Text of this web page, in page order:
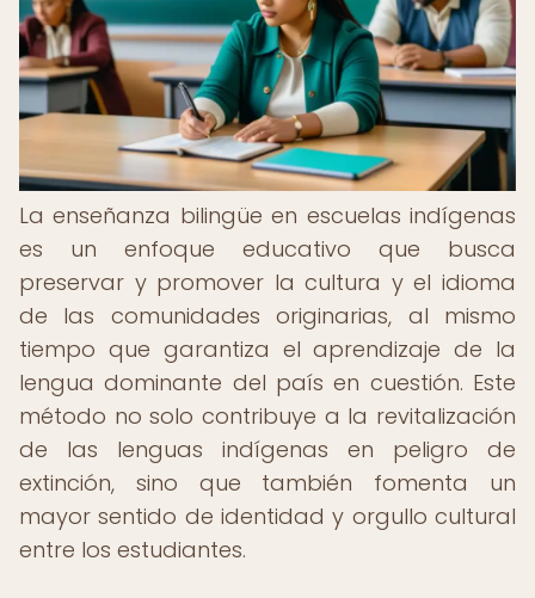
La enseñanza bilingüe en escuelas indígenas
es un enfoque educativo que busca
preservar y promover la cultura y el idioma
de las comunidades originarias, al mismo
tiempo que garantiza el aprendizaje de la
lengua dominante del país en cuestión. Este
método no solo contribuye a la revitalización
de las lenguas indígenas en peligro de
extinción, sino que también fomenta un
mayor sentido de identidad y orgullo cultural
entre los estudiantes.